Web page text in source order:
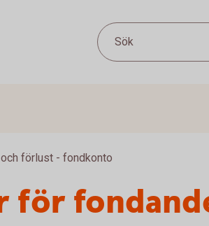
Sök
förlust - fondkonto
för